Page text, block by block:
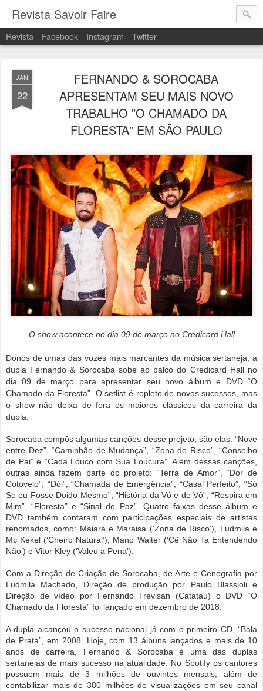
Revista Savoir Faire
Revista Facebook Instagram Twitter
JAN
22
FERNANDO & SOROCABA
APRESENTAM SEU MAIS NOVO
TRABALHO "O CHAMADO DA
FLORESTA" EM SÃO PAULO
O show acontece no dia 09 de março no Credicard Hall
Donos de umas das vozes mais marcantes da música sertaneja, a
dupla Fernando & Sorocaba sobe ao palco do Credicard Hall no
dia 09 de março para apresentar seu novo álbum e DVD “O
Chamado da Floresta”. O setlist é repleto de novos sucessos, mas
o show não deixa de fora os maiores clássicos da carreira da
dupla.
Sorocaba compôs algumas canções desse projeto, são elas: “Nove
entre Dez”, “Caminhão de Mudança”, “Zona de Risco”, “Conselho
de Pai” e “Cada Louco com Sua Loucura”. Além dessas canções,
outras ainda fazem parte do projeto: “Terra de Amor”, “Dor de
Cotovelo”, “Dói”, “Chamada de Emergência”, “Casal Perfeito”, “Só
Se eu Fosse Doido Mesmo”, “História da Vó e do Vô”, “Respira em
Mim”, “Floresta” e “Sinal de Paz”. Quatro faixas desse álbum e
DVD também contaram com participações especiais de artistas
renomados, como: Maiara e Maraisa (‘Zona de Risco’), Ludmila e
Mc Kekel (‘Cheiro Natural’), Mano Walter (‘Cê Não Ta Entendendo
Não’) e Vitor Kley (‘Valeu a Pena’).
Com a Direção de Criação de Sorocaba, de Arte e Cenografia por
Ludmila Machado, Direção de produção por Paulo Blassioli e
Direção de vídeo por Fernando Trevisan (Catatau) o DVD “O
Chamado da Floresta” foi lançado em dezembro de 2018.
A dupla alcançou o sucesso nacional já com o primeiro CD, “Bala
de Prata”, em 2008. Hoje, com 13 álbuns lançados e mais de 10
anos de carreira, Fernando & Sorocaba é uma das duplas
sertanejas de mais sucesso na atualidade. No Spotify os cantores
possuem mais de 3 milhões de ouvintes mensais, além de
contabilizar mais de 380 milhões de visualizações em seu canal